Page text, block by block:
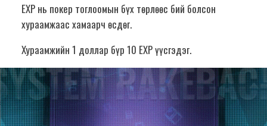
EXP нь покер тоглоомын бүх төрлөөс бий болсон
хураамжаас хамаарч өсдөг.
Хураамжийн 1 доллар бүр 10 EXP үүсгэдэг.